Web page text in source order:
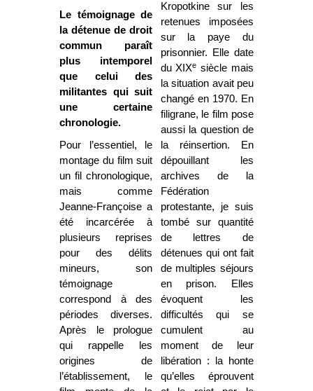
Le témoignage de
la détenue de droit
commun paraît
plus intemporel
que celui des
militantes qui suit
une certaine
chronologie.
Pour l’essentiel, le
montage du film suit
un fil chronologique,
mais comme
Jeanne-Françoise a
été incarcérée à
plusieurs reprises
pour des délits
mineurs, son
témoignage
correspond à des
périodes diverses.
Après le prologue
qui rappelle les
origines de
l’établissement, le
Kropotkine sur les
retenues imposées
sur la paye du
prisonnier. Elle date
du XIXe siècle mais
la situation avait peu
changé en 1970. En
filigrane, le film pose
aussi la question de
la réinsertion. En
dépouillant les
archives de la
Fédération
protestante, je suis
tombé sur quantité
de lettres de
détenues qui ont fait
de multiples séjours
en prison. Elles
évoquent les
difficultés qui se
cumulent au
moment de leur
libération : la honte
qu’elles éprouvent